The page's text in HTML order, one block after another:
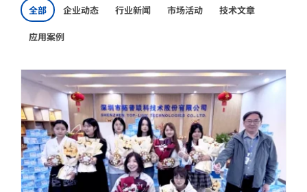
AI服务器高速互连解方案
攻克高速背板瓶颈，赋能AI集群，实现超低延迟与海量数据的高效传导
联系
全部 企业动态 行业新闻 市场活动 技术文章
应用案例